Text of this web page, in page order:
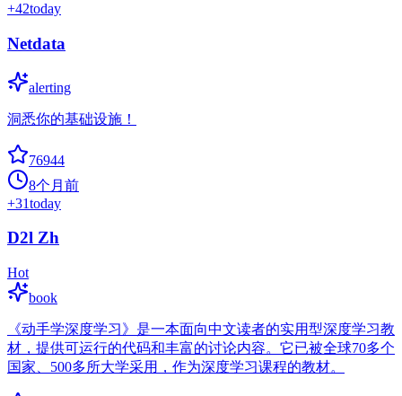
+42today
Netdata
alerting
洞悉你的基础设施！
76944
8个月前
+31today
D2l Zh
Hot
book
《动手学深度学习》是一本面向中文读者的实用型深度学习教
材，提供可运行的代码和丰富的讨论内容。它已被全球70多个
国家、500多所大学采用，作为深度学习课程的教材。